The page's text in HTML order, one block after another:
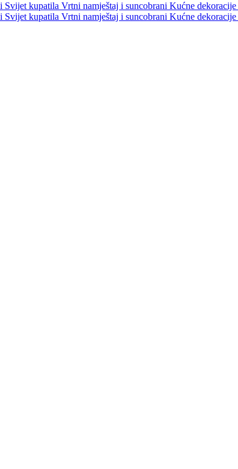
Svijet kupatila Vrtni namještaj i suncobrani Kućne dekoracije
Svijet kupatila Vrtni namještaj i suncobrani Kućne dekoracije